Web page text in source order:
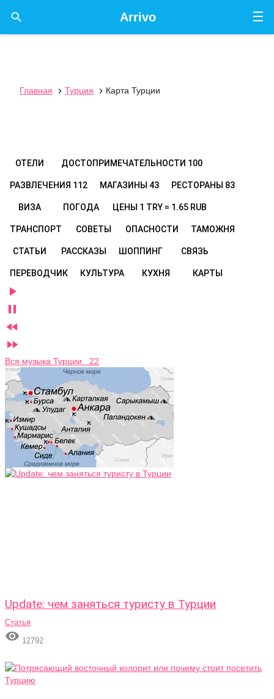
☰
Arrivo

Главная  Турция  Карта Турции
ОТЕЛИ ДОСТОПРИМЕЧАТЕЛЬНОСТИ 100
РАЗВЛЕЧЕНИЯ 112 МАГАЗИНЫ 43 РЕСТОРАНЫ 83
ВИЗА ПОГОДА ЦЕНЫ 1 TRY = 1.65 RUB
ТРАНСПОРТ СОВЕТЫ ОПАСНОСТИ ТАМОЖНЯ
СТАТЬИ РАССКАЗЫ ШОППИНГ СВЯЗЬ
ПЕРЕВОДЧИК КУЛЬТУРА КУХНЯ КАРТЫ




Вся музыка Турции 22
Update: чем заняться туристу в Турции
Статья
 12792